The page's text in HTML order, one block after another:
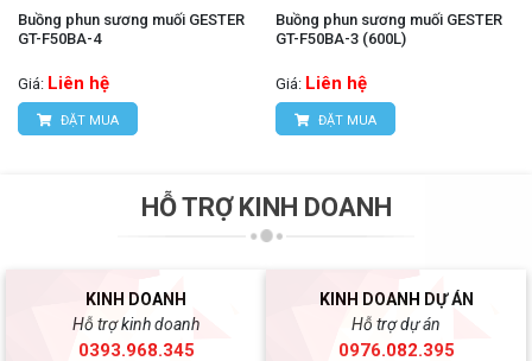
Buồng phun sương muối GESTER
GT-F50BA-4
Giá: Liên hệ
ĐẶT MUA
Buồng phun sương muối GESTER
GT-F50BA-3 (600L)
Giá: Liên hệ
ĐẶT MUA
HỖ TRỢ KINH DOANH
KINH DOANH
Hỗ trợ kinh doanh
0393.968.345
KINH DOANH DỰ ÁN
Hỗ trợ dự án
0976.082.395